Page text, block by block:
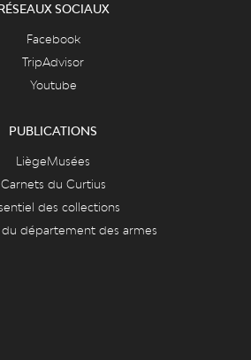
SOCIAUX
Facebook
TripAdvisor
Youtube
PUBLICATIONS
LiègeMusées
Carnets du Curtius
des collections
du département des armes